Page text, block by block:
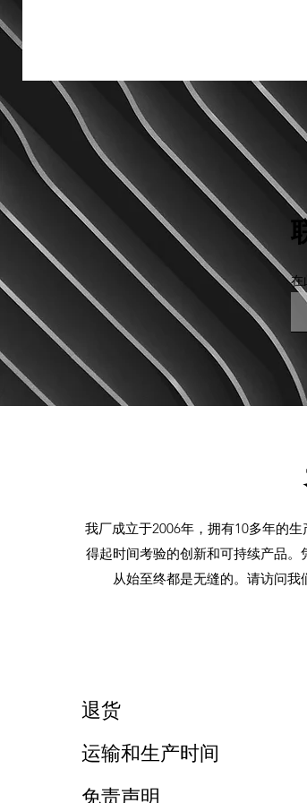
在
我厂成立于2006年，拥有10多年的
得起时间考验的创新和可持续产品
从始至终都是无缝的。请访问我
​退货
运输和生产时间
免责声明